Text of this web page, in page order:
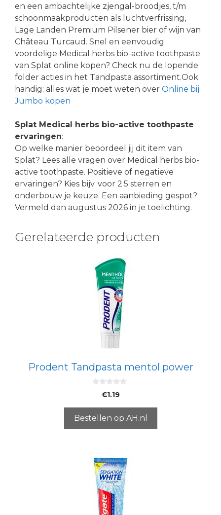
en een ambachtelijke zjengal-broodjes, t/m
schoonmaakproducten als luchtverfrissing,
Lage Landen Premium Pilsener bier of wijn van
Château Turcaud. Snel en eenvoudig
voordelige Medical herbs bio-active toothpaste
van Splat online kopen? Check nu de lopende
folder acties in het Tandpasta assortiment.Ook
handig: alles wat je moet weten over Online bij
Jumbo kopen
Splat Medical herbs bio-active toothpaste
ervaringen:
Op welke manier beoordeel jij dit item van
Splat? Lees alle vragen over Medical herbs bio-
active toothpaste. Positieve of negatieve
ervaringen? Kies bijv. voor 2.5 sterren en
onderbouw je keuze. Een aanbieding gespot?
Vermeld dan augustus 2026 in je toelichting.
Gerelateerde producten
Prodent Tandpasta mentol power
5
€1.19
Bestellen op AH.nl